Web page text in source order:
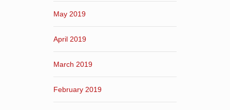
May 2019
April 2019
March 2019
February 2019